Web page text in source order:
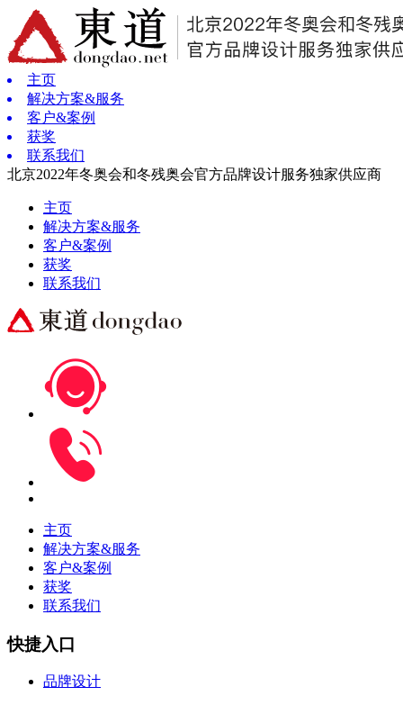
主页
解决方案&服务
客户&案例
获奖
联系我们
北京2022年冬奥会和冬残奥会官方品牌设计服务独家供应商
主页
解决方案&服务
客户&案例
获奖
联系我们
主页
解决方案&服务
客户&案例
获奖
联系我们
快捷入口
品牌设计